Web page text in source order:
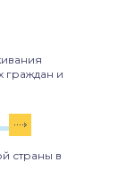
граждан и
страны в